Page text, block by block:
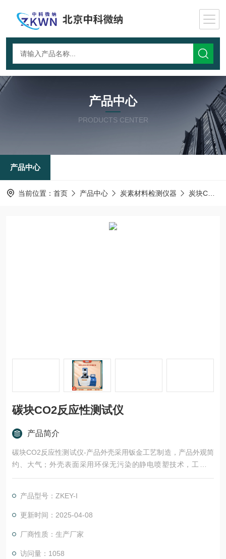
产品中心
PRODUCTS CENTER
产品中心
当前位置： 首页 产品中心 炭素材料检测仪器 炭块CO2反应测试仪
碳块CO2反应性测试仪
产品简介
碳块CO2反应性测试仪-产品外壳采用钣金工艺制造，产品外观简
约、大气；外壳表面采用环保无污染的静电喷塑技术，工艺精
制，耐磨，耐腐蚀。该仪器所用仪表及其控制元件均严格测试，
C）控制，实验过程和数据全智能化处理；通过软件可实现远程
监控和数据分析。便捷的人机交互界面、高精度，智能化的测量
产品型号：ZKEY-I
更新时间：2025-04-08
厂商性质：生产厂家
访问量：1058